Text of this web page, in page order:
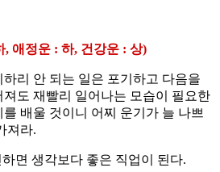
애정운 : 하, 건강운 : 상)
리 안 되는 일은 포기하고 다음을
도 재빨리 일어나는 모습이 필요한
배울 것이니 어찌 운기가 늘 나쁘
져라.
면 생각보다 좋은 직업이 된다.